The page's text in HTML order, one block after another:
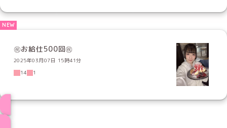
㊗️お給仕500回㊗️
2025年03月07日 15時41分
14
1